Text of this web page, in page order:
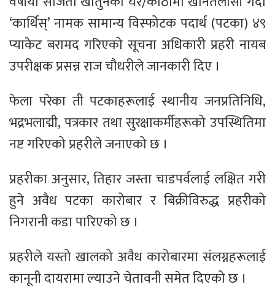
‘कार्थिस्’ नामक सामान्य विस्फोटक पदार्थ (पटका) ४९
प्याकेट बरामद गरिएको सूचना अधिकारी प्रहरी नायब
उपरीक्षक प्रसन्न राज चौधरीले जानकारी दिए ।
फेला परेका ती पटकाहरूलाई स्थानीय जनप्रतिनिधि,
भद्रभलाद्मी, पत्रकार तथा सुरक्षाकर्मीहरूको उपस्थितिमा
नष्ट गरिएको प्रहरीले जनाएको छ ।
प्रहरीका अनुसार, तिहार जस्ता चाडपर्वलाई लक्षित गरी
हुने अवैध पटका कारोबार र बिक्रीविरुद्ध प्रहरीको
निगरानी कडा पारिएको छ ।
प्रहरीले यस्तो खालको अवैध कारोबारमा संलग्नहरूलाई
कानूनी दायरामा ल्याउने चेतावनी समेत दिएको छ ।